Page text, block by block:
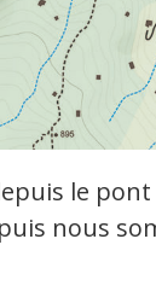
le
nous